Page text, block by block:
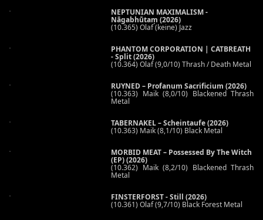
NEPTUNIAN MAXIMALISM -
Nāgabhūtaṃ (2026)
(10.365) Olaf (keine) Jazz
PHANTOM CORPORATION | CATBREATH
- Split (2026)
(10.364) Olaf (9,0/10) Thrash / Death Metal
RUYNED – Profanum Sacrificium (2026)
(10.363) Maik (8,0/10) Blackened Thrash
Metal
TABERNAKEL – Scheintaufe (2026)
(10.363) Maik (8,1/10) Black Metal
MORBID MEAT – Possessed By The Witch
(EP) (2026)
(10.362) Maik (8,2/10) Blackened Thrash
Metal
FINSTERFORST - Still (2026)
(10.361) Olaf (9,7/10) Black Forest Metal